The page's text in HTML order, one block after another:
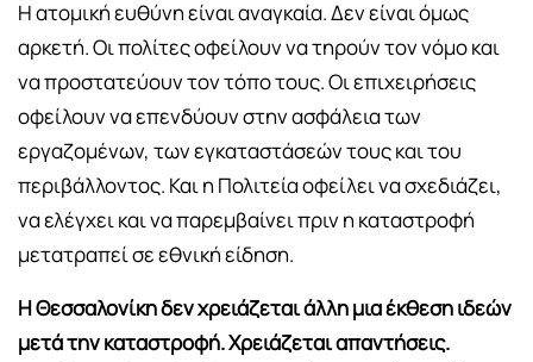
Η ατομική ευθύνη είναι αναγκαία. Δεν είναι όμως
αρκετή. Οι πολίτες οφείλουν να τηρούν τον νόμο και
να προστατεύουν τον τόπο τους. Οι επιχειρήσεις
οφείλουν να επενδύουν στην ασφάλεια των
εργαζομένων, των εγκαταστάσεών τους και του
περιβάλλοντος. Και η Πολιτεία οφείλει να σχεδιάζει,
να ελέγχει και να παρεμβαίνει πριν η καταστροφή
μετατραπεί σε εθνική είδηση.
Η Θεσσαλονίκη δεν χρειάζεται άλλη μια έκθεση ιδεών
μετά την καταστροφή. Χρειάζεται απαντήσεις.